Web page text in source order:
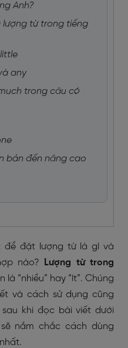
Anh?
lượng từ trong tiếng
any
trong câu có
bản đến nâng cao
để đặt lượng từ là gì và
nào?
Lượng từ trong
là “nhiều” hay “ít”. Chúng
và cách sử dụng cũng
khi đọc bài viết dưới
nắm chắc cách dùng